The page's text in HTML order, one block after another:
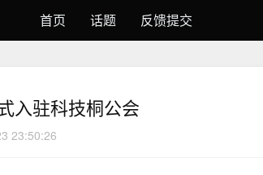
首页 话题 反馈提交
入驻科技桐公会
23:50:26